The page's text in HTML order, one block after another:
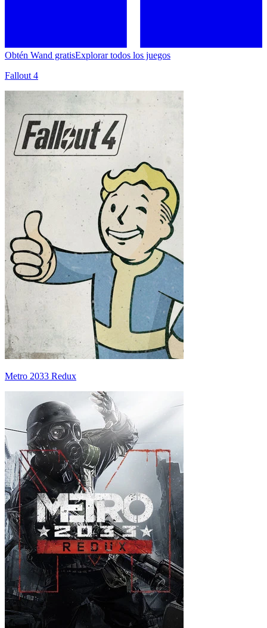
Obtén Wand gratisExplorar todos los juegos
Fallout 4
Metro 2033 Redux